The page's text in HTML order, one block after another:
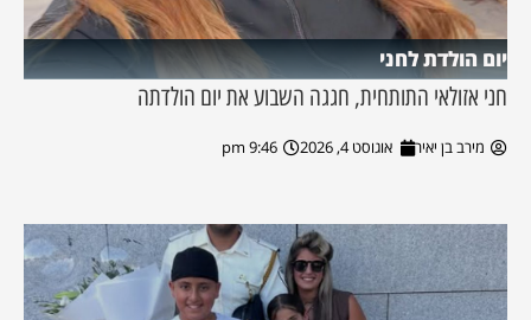
יום הולדת לחני
חני אזולאי התותחית, חגגה השבוע את יום הולדתה
מירב בן יאיר אוגוסט 4, 2026 9:46 pm